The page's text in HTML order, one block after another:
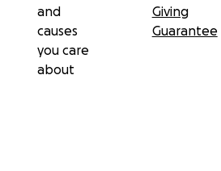
and
causes
you care
about
Giving
Guarantee